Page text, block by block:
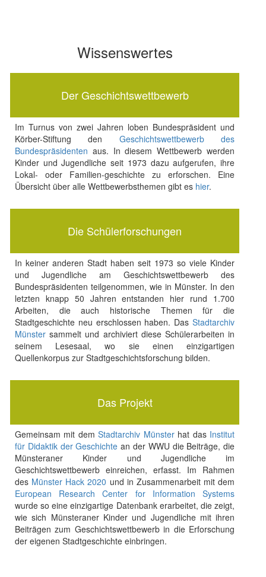
Wissenswertes
Der Geschichtswettbewerb
Im Turnus von zwei Jahren loben Bundespräsident und
Körber-Stiftung den Geschichtswettbewerb des
Bundespräsidenten aus. In diesem Wettbewerb werden
Kinder und Jugendliche seit 1973 dazu aufgerufen, ihre
Lokal- oder Familien-geschichte zu erforschen. Eine
Übersicht über alle Wettbewerbsthemen gibt es hier.
Die Schülerforschungen
In keiner anderen Stadt haben seit 1973 so viele Kinder
und Jugendliche am Geschichtswettbewerb des
Bundespräsidenten teilgenommen, wie in Münster. In den
letzten knapp 50 Jahren entstanden hier rund 1.700
Arbeiten, die auch historische Themen für die
Stadtgeschichte neu erschlossen haben. DasStadtarchiv
Münstersammelt und archiviert diese Schülerarbeiten in
seinem Lesesaal, wo sie einen einzigartigen
Quellenkorpus zur Stadtgeschichtsforschung bilden.
Das Projekt
Gemeinsam mit demStadtarchiv Münsterhat das Institut
für Didaktik der Geschichte an der WWU die Beiträge, die
Münsteraner Kinder und Jugendliche im
Geschichtswettbewerb einreichen, erfasst. Im Rahmen
des Münster Hack 2020 und in Zusammenarbeit mit dem
European Research Center for Information Systems
wurde so eine einzigartige Datenbank erarbeitet, die zeigt,
wie sich Münsteraner Kinder und Jugendliche mit ihren
Beiträgen zum Geschichtswettbewerb in die Erforschung
der eigenen Stadtgeschichte einbringen.